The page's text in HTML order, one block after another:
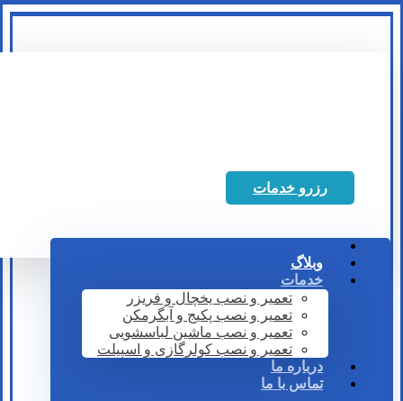
رزرو خدمات
وبلاگ
خدمات
تعمیر و نصب یخچال و فریزر
تعمیر و نصب پکیج و آبگرمکن
تعمیر و نصب ماشین لباسشویی
تعمیر و نصب کولرگازی و اسپیلت
درباره ما
تماس با ما